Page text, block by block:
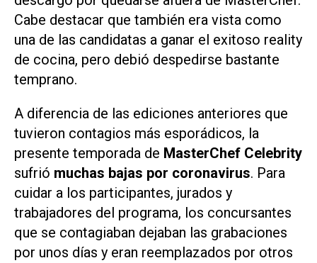
Cabe destacar que también era vista como
una de las candidatas a ganar el exitoso reality
de cocina, pero debió despedirse bastante
temprano.
A diferencia de las ediciones anteriores que
tuvieron contagios más esporádicos, la
presente temporada de MasterChef Celebrity
sufrió muchas bajas por coronavirus. Para
cuidar a los participantes, jurados y
trabajadores del programa, los concursantes
que se contagiaban dejaban las grabaciones
por unos días y eran reemplazados por otros